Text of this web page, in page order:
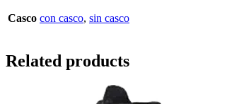
Casco con casco, sin casco
Related products